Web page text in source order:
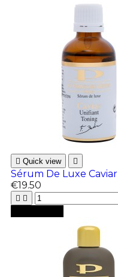
 Quick view 
Sérum De Luxe Caviar
€19.50
 